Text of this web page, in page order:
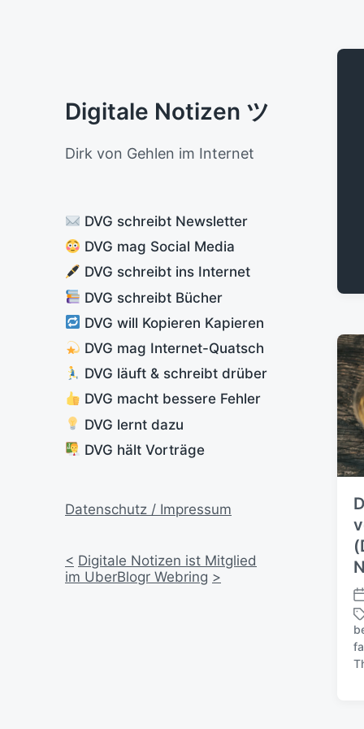
Digitale Notizen ツ
Dirk von Gehlen im Internet
DVG schreibt Newsletter
DVG mag Social Media
DVG schreibt ins Internet
DVG schreibt Bücher
DVG will Kopieren Kapieren
DVG mag Internet-Quatsch
DVG läuft & schreibt drüber
DVG macht bessere Fehler
DVG lernt dazu
DVG hält Vorträge
Datenschutz / Impressum
< Digitale Notizen ist Mitglied
im UberBlogr Webring >
V
e
r
ö
f
S
c